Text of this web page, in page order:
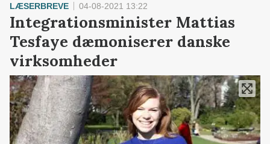
LÆSERBREVE 04-08-2021 13:22
Integrationsminister Mattias
Tesfaye dæmoniserer danske
virksomheder